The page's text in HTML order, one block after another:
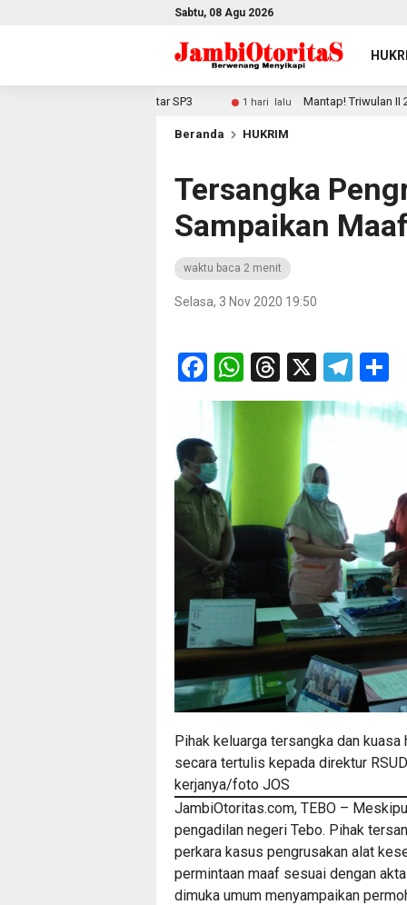
Sabtu, 08 Agu 2026
1 hari lalu Mantap! Triwulan II 2026
Beranda HUKRIM
Tersangka
Sampaikan
waktu baca 2 menit
Selasa, 3 Nov 2020 19:50
Facebook
WhatsApp
Threads
X
Pihak keluarga tersangka dan
secara tertulis kepada direktur
kerjanya/foto JOS
JambiOtoritas.com, TEBO –
pengadilan negeri Tebo. Pihak
perkara kasus pengrusakan alat
permintaan maaf sesuai dengan
dimuka umum menyampaikan